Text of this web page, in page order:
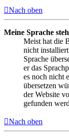
Nach oben
Meine Sprache
Meist hat die
nicht
Sprache
er das
es noch nicht
übersetzen
der Website
gefunden
Nach oben